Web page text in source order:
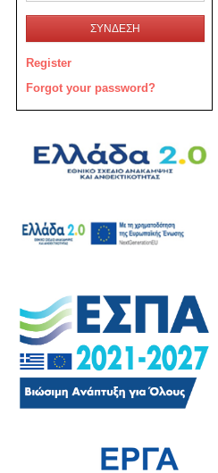
ΣΥΝΔΕΣΗ
Register
Forgot your password?